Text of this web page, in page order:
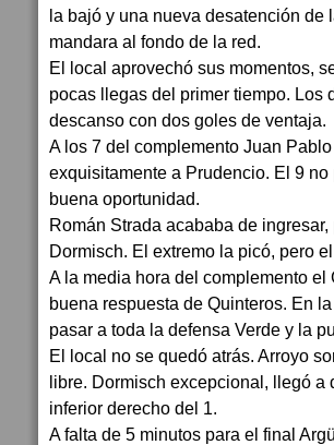
la bajó y una nueva desatención
mandara al fondo de la red.
El local aprovechó sus momentos,
pocas llegas del primer tiempo. Los
descanso con dos goles de ventaja.
A los 7 del complemento Juan
exquisitamente a Prudencio. El 9
buena oportunidad.
Román Strada acababa de
Dormisch. El extremo la picó, pero
A la media hora del complemento
buena respuesta de Quinteros. En
pasar a toda la defensa Verde y la
El local no se quedó atrás. Arroyo
libre. Dormisch excepcional, llegó
inferior derecho del 1.
A falta de 5 minutos para el final